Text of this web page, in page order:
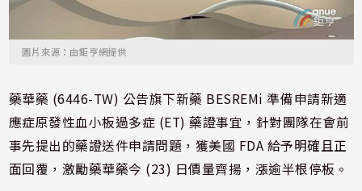
圖片來源：由鉅亨網提供
藥華藥 (6446-TW) 公告旗下新藥 BESREMi 準備申請新適
應症原發性血小板過多症 (ET) 藥證事宜，針對團隊在會前
事先提出的藥證送件申請問題，獲美國 FDA 給予明確且正
面回覆，激勵藥華藥今 (23) 日價量齊揚，漲逾半根停板。